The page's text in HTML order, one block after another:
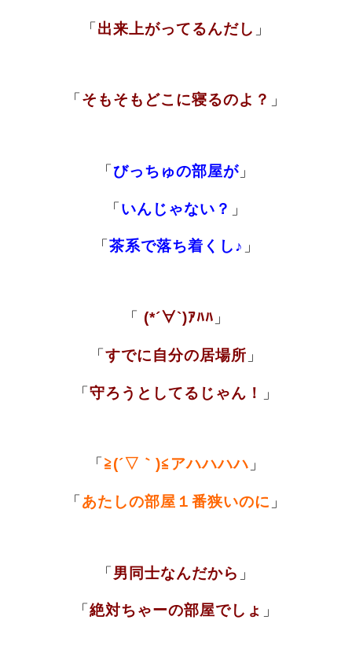
「出来上がってるんだし 」
「 そもそもどこに寝るのよ？ 」
「 びっちゅの部屋が 」
「いんじゃない？ 」
「 茶系で落ち着くし♪ 」
「 (*´∀`)ｱﾊﾊ 」
「 すでに自分の居場所 」
「守ろうとしてるじゃん！ 」
「 ≧(´▽｀)≦アハハハハ 」
「 あたしの部屋１番狭いのに 」
「男同士なんだから 」
「 絶対ちゃーの部屋でしょ 」